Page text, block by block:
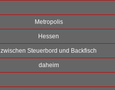
Metropolis
Hessen
zwischen Steuerbord und Backfisch
daheim